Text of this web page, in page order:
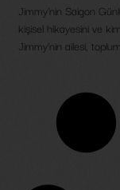
Jimmy'nin Saigon
kişisel hikayesini ve
Jimmy’nin ailesi,